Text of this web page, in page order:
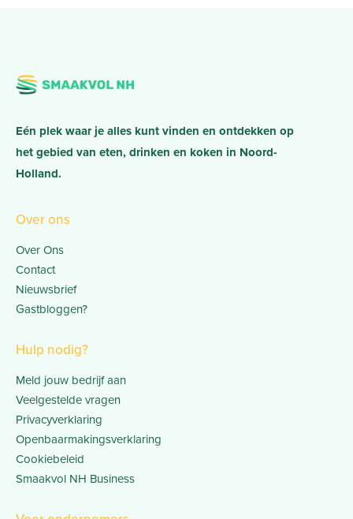
Eén plek waar je alles kunt vinden en ontdekken op
het gebied van eten, drinken en koken in Noord-
Holland.
Over ons
Over Ons
Contact
Nieuwsbrief
Gastbloggen?
Hulp nodig?
Meld jouw bedrijf aan
Veelgestelde vragen
Privacyverklaring
Openbaarmakingsverklaring
Cookiebeleid
Smaakvol NH Business